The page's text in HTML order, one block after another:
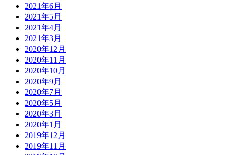
2021年6月
2021年5月
2021年4月
2021年3月
2020年12月
2020年11月
2020年10月
2020年9月
2020年7月
2020年5月
2020年3月
2020年1月
2019年12月
2019年11月